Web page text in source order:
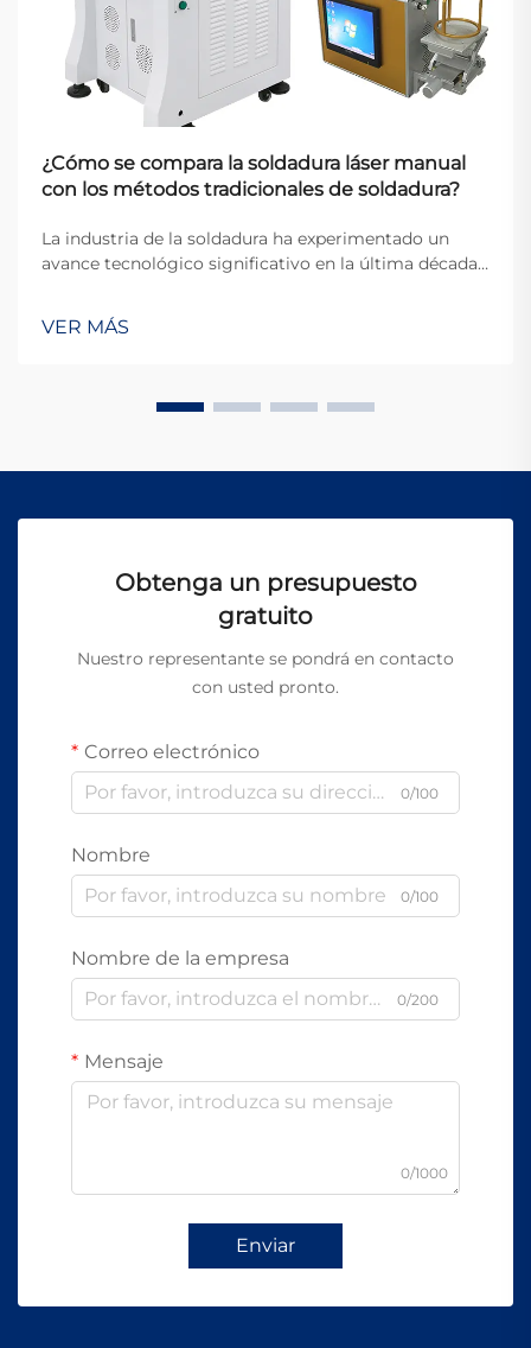
¿Cómo se compara la soldadura láser manual
con los métodos tradicionales de soldadura?
La industria de la soldadura ha experimentado un
avance tecnológico significativo en la última década,
alternativa revolucionaria frente a las técnicas
convencionales de soldadura. Esta tecnología
VER MÁS
Obtenga un presupuesto
gratuito
Nuestro representante se pondrá en contacto
con usted pronto.
Correo electrónico
0/100
Nombre
0/100
Nombre de la empresa
0/200
Mensaje
0/1000
Enviar